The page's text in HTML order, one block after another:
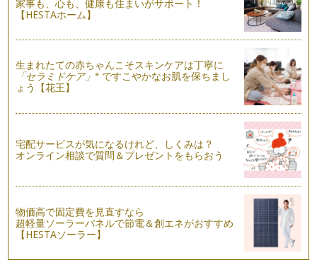
な棒が何本か刺さっていて、香りがす…
アロマワックスバーでオーナメントを作って、クリスマスツリ
最近ではよく雑貨やさんでお見かけするアロマワックスバー。
おいてあるとほんの～り香…
お手軽にアロマテラピーを楽しんでみましょう！！
いつもお読みいただき、ありがとうございます。 急に寒くな
簡単アロマで保湿ボディケア
ここ最近急激に冷えてきました。 ひざやひじの乾燥もひどく
なってきて、ボディケアをア…
乾燥対策！アロマでリップクリーム作り
ここ最近急に寒くなってきましたね。 そこで美容にぜひとも
使ってほしいオススメな精油…
家事も、心も、健康も住まいがサポート！
【HESTAホーム】
生まれたての赤ちゃんこそスキンケアは丁寧に
「セラミドケア」※ ですこやかなお肌を保ちまし
ょう【花王】
宅配サービスが気になるけれど、しくみは？
オンライン相談で質問＆プレゼントをもらおう
物価高で固定費を見直すなら
超軽量ソーラーパネルで節電＆創エネがおすすめ
【HESTAソーラー】